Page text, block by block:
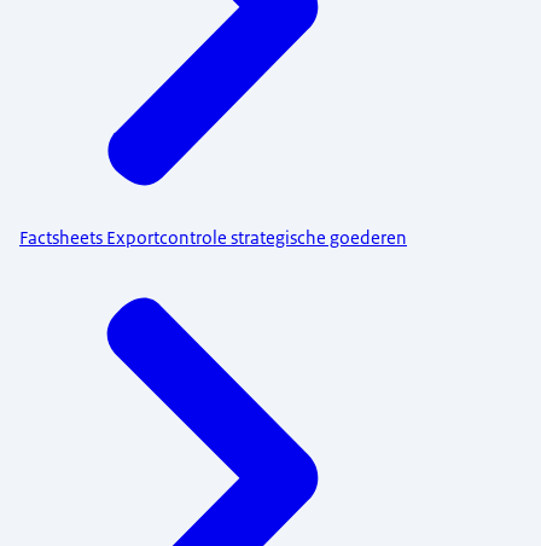
Factsheets Exportcontrole strategische goederen